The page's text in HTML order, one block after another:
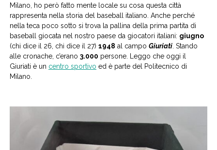
Milano, ho però fatto mente locale su cosa questa città
rappresenta nella storia del baseball italiano. Anche perché
nella teca poco sotto si trova la pallina della prima partita di
baseball giocata nel nostro paese da giocatori italiani: giugno
(chi dice il 26, chi dice il 27) 1948 al campo Giuriati. Stando
alle cronache, c’erano 3.000 persone. Leggo che oggi il
Giuriati è un centro sportivo ed è parte del Politecnico di
Milano.